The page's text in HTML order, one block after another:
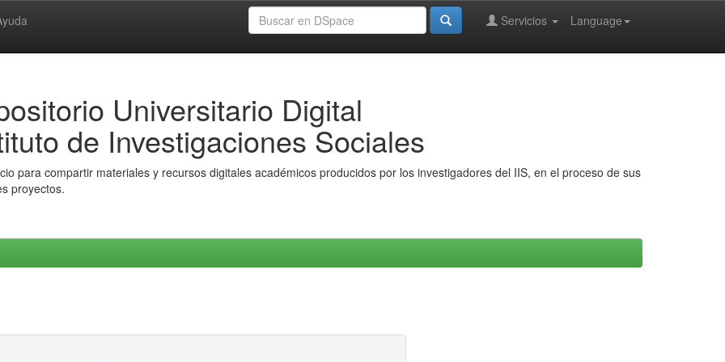
Language
Servicios
Universitario Digital
de Investigaciones Sociales
para compartir materiales y recursos digitales académicos producidos por los investigadores del IIS, en el proceso de sus
proyectos.